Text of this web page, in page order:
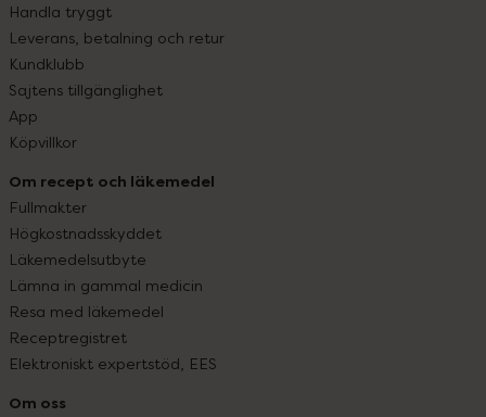
Handla tryggt
Leverans, betalning och retur
Kundklubb
Sajtens tillgänglighet
App
Köpvillkor
Om recept och läkemedel
Fullmakter
Högkostnadsskyddet
Läkemedelsutbyte
Lämna in gammal medicin
Resa med läkemedel
Receptregistret
Elektroniskt expertstöd, EES
Om oss